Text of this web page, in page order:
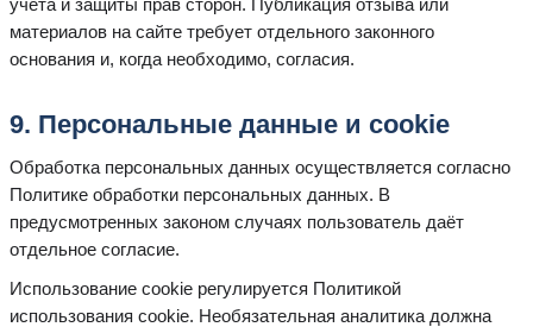
учёта и защиты прав сторон. Публикация отзыва или
материалов на сайте требует отдельного законного
основания и, когда необходимо, согласия.
9. Персональные данные и cookie
Обработка персональных данных осуществляется согласно
Политике обработки персональных данных. В
предусмотренных законом случаях пользователь даёт
отдельное согласие.
Использование cookie регулируется Политикой
использования cookie. Необязательная аналитика должна